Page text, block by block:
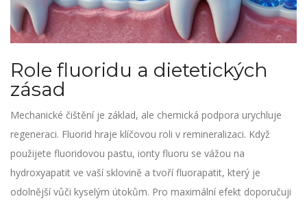
Role fluoridu a dietetických
zásad
Mechanické čištění je základ, ale chemická podpora urychluje
regeneraci. Fluorid hraje klíčovou roli v remineralizaci. Když
použijete fluoridovou pastu, ionty fluoru se vážou na
hydroxyapatit ve vaší sklovině a tvoří fluorapatit, který je
odolnější vůči kyselým útokům. Pro maximální efekt doporučuji